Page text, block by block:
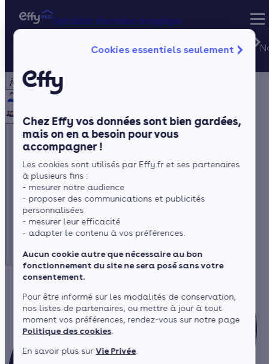
Cookies essentiels seulement
Chez Effy vos données sont bien gardées,
mais on en a besoin pour vous
accompagner !
Les cookies sont utilisés par Effy.fr et ses partenaires
à plusieurs fins :
- mesurer notre audience
- proposer des communications et publicités
personnalisées
- mesurer leur efficacité
- adapter le contenu à vos préférences.
Aucun cookie autre que nécessaire au bon
fonctionnement du site ne sera posé sans votre
consentement.
Pour être informé sur les modalités de conservation,
nos listes de partenaires, ou mettre à jour à tout
moment vos préférences, rendez-vous sur notre page
Politique des cookies.
En savoir plus surVie Privée.
À propos
Notre équipe
Rejoignez-nous Presse
Spécialiste rénovation énergétique
d'aide ?
Besoin d'aide ?
Du lundi au vendredi de 8h à 20h
(prix d'un appel local)
Spécialiste rénovation énergétique